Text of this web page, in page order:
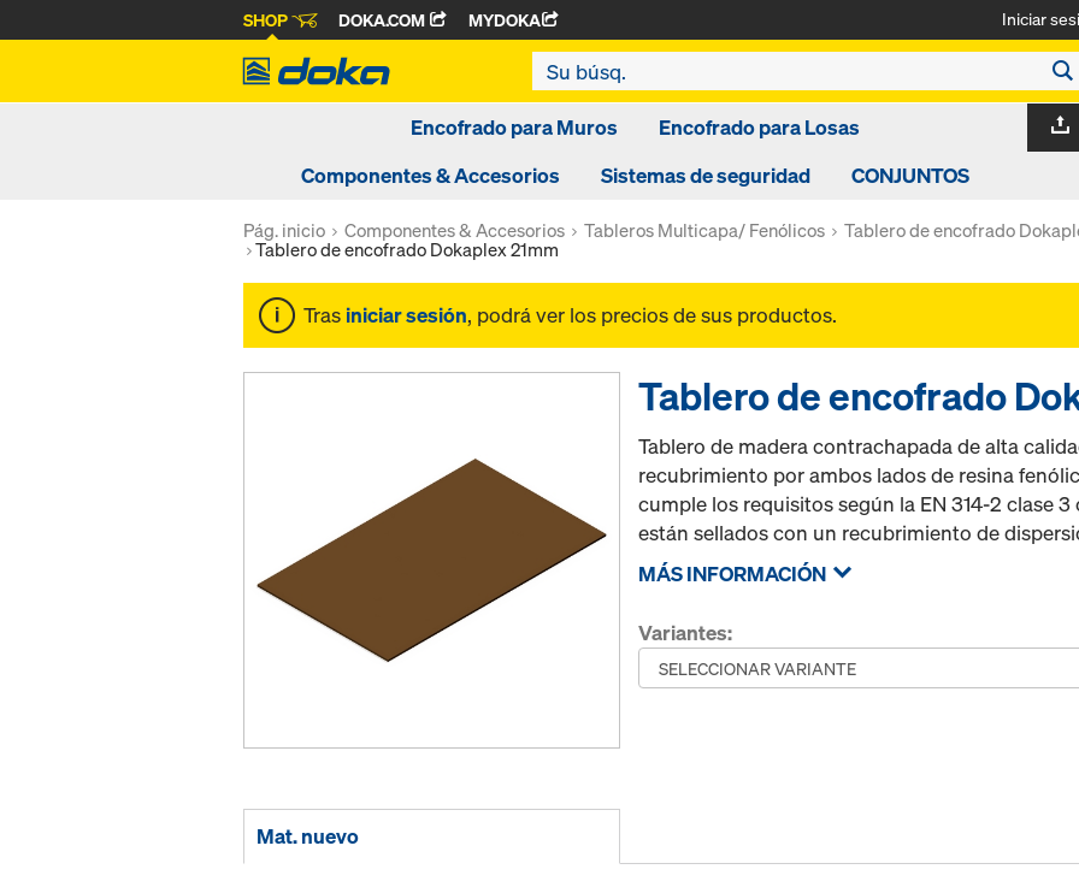
SHOP DOKA.COM MYDOKA Iniciar
Encofrado para Muros
Encofrado para Losas
Componentes & Accesorios
Sistemas de seguridad CONJUNTOS
Pág. inicio Componentes & Accesorios Tableros Multicapa/ Fenólicos
Tablero de encofrado
Tablero de encofrado Dokaplex 21mm
Tras iniciar sesión, podrá ver los precios de sus productos.
Tablero de encofrado
Tablero de madera contrachapada de alta
recubrimiento por ambos lados de resina
cumple los requisitos según la EN 314-2 clase
están sellados con un recubrimiento de
MÁS INFORMACIÓN
Variantes:
Mat. nuevo